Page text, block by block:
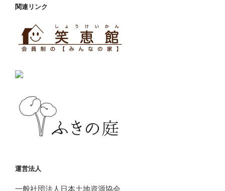
関連リンク
運営法人
一般社団法人日本土地資源協会